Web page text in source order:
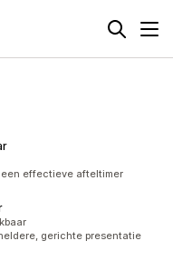
een effectieve afteltimer
gerichte presentatie